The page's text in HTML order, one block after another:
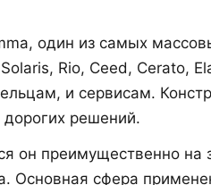
один из самых
Rio, Ceed, Cerato,
и сервисам.
дорогих решений.
он преимущественно на
Основная сфера